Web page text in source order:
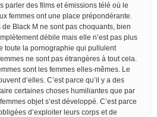
parler des films et émissions télé où le
femmes ont une place prépondérante.
Black M ne sont pas choquants, bien
débile mais elle n’est pas plus
toute la pornographie qui pullulent
ne sont pas étrangères à tout cela.
sont les femmes elles-mêmes. Le
d’elles. C’est parce qu’il y a des
certaines choses humiliantes que par
objet s’est développé. C’est parce
d’exploiter leurs corps et de